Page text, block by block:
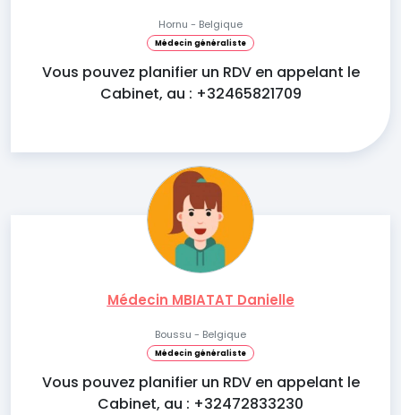
Hornu - Belgique
Médecin généraliste
Vous pouvez planifier un RDV en appelant le
Cabinet, au : +32465821709
Médecin MBIATAT Danielle
Boussu - Belgique
Médecin généraliste
Vous pouvez planifier un RDV en appelant le
Cabinet, au : +32472833230